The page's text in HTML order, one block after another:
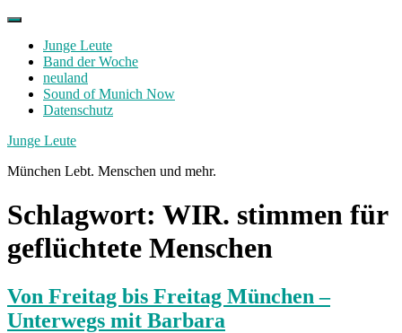
Skip
contentJunge Leute
Band der Woche
neuland
Sound of Munich Now
Datenschutz
Facebook
Twitter
Instagram
Junge Leute
München Lebt. Menschen und mehr.
Schlagwort: WIR. stimmen für
geflüchtete Menschen
Von Freitag bis Freitag München –
Unterwegs mit Barbara